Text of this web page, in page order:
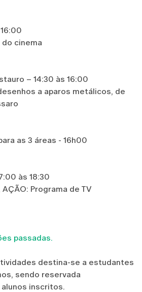
cinema
– 14:30 às 16:00
a aparos metálicos, de
as 3 áreas - 16h00
às 18:30
AÇÃO: Programa de TV
passadas.
destina-se a estudantes
sendo reservada
inscritos.